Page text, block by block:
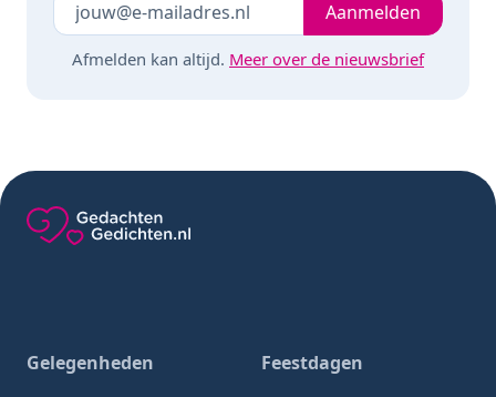
Laat dit veld leeg Aanmelden
Afmelden kan altijd. Meer over de nieuwsbrief
Gelegenheden
Feestdagen